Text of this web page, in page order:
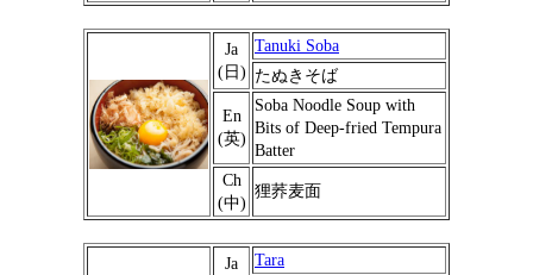
Ja
(日)
Tanuki Soba
たぬきそば
En
(英)
Soba Noodle Soup with
Bits of Deep-fried Tempura
Batter
Ch
(中)
狸荞麦面
Ja
Tara